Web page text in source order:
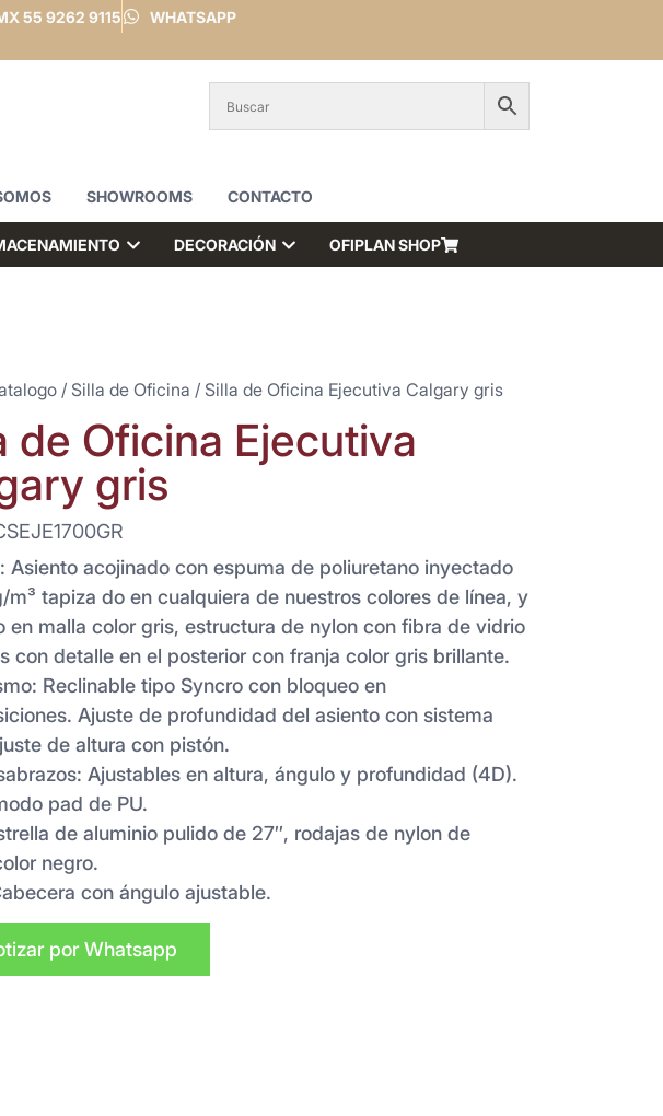
55 9262 9115 WHATSAPP
SHOWROOMS CONTACTO
DECORACIÓN OFIPLAN SHOP
/ Silla de Oficina / Silla de Oficina Ejecutiva Calgary gris
de Oficina Ejecutiva
gris
Asiento acojinado con espuma de poliuretano inyectado
tapiza do en cualquiera de nuestros colores de línea, y
en malla color gris, estructura de nylon con fibra de vidrio
con detalle en el posterior con franja color gris brillante.
Reclinable tipo Syncro con bloqueo en
Ajuste de profundidad del asiento con sistema
de altura con pistón.
Ajustables en altura, ángulo y profundidad (4D).
pad de PU.
de aluminio pulido de 27″, rodajas de nylon de
negro.
con ángulo ajustable.
por Whatsapp